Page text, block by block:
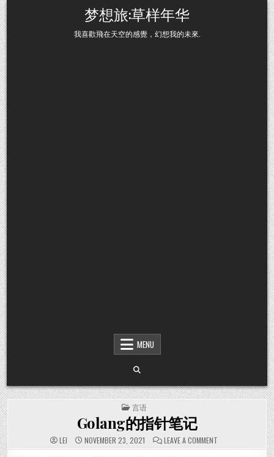
Skip to content 梦想旅:草样年华
我喜歡飛在天空的感覺，幻想我的未來.
MENU
POSTED IN
言语
Golang的指针笔记
LEI NOVEMBER 23, 2021 LEAVE A COMMENT ON GOLANG的指